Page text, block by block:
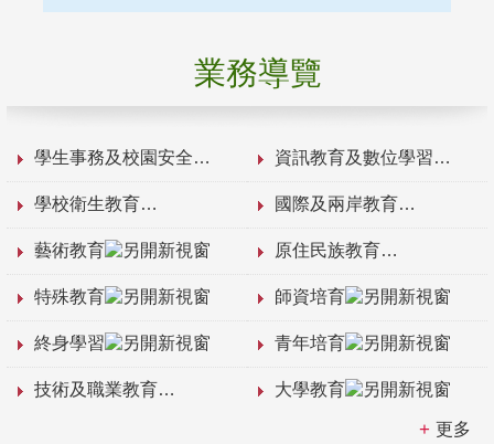
業務導覽
學生事務及校園安全 資訊教育及數位學習
學校衛生教育 國際及兩岸教育
藝術教育 原住民族教育
特殊教育 師資培育
終身學習 青年培育
技術及職業教育 大學教育
更多